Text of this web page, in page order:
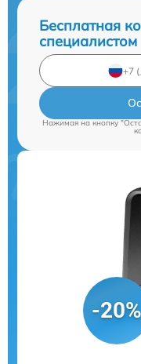
Бесплатная
специалистом
Нажимая на кнопку
-20%